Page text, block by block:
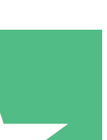
Nessun impegno